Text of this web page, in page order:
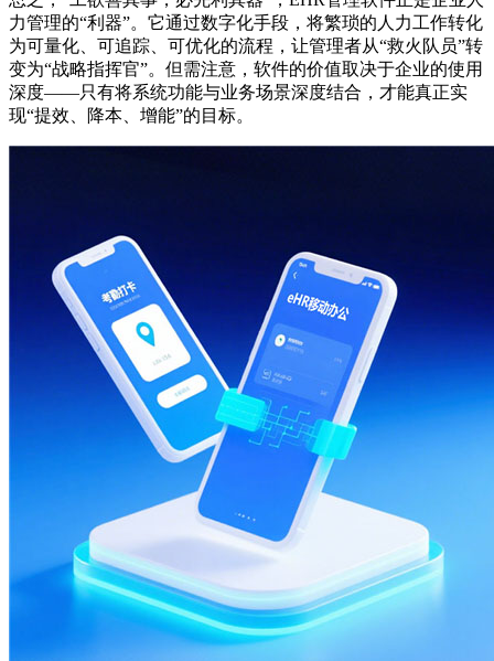
力管理的“利器”。它通过数字化手段，将繁琐的人力工作转化
为可量化、可追踪、可优化的流程，让管理者从“救火队员”转
变为“战略指挥官”。但需注意，软件的价值取决于企业的使用
深度——只有将系统功能与业务场景深度结合，才能真正实
现“提效、降本、增能”的目标。